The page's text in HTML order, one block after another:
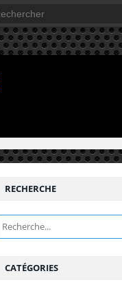
RECHERCHE
CATÉGORIES